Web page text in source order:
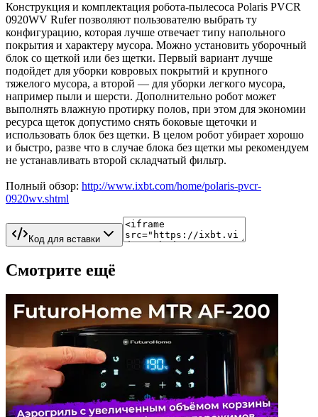
Конструкция и комплектация робота-пылесоса Polaris PVCR
0920WV Rufer позволяют пользователю выбрать ту
конфигурацию, которая лучше отвечает типу напольного
покрытия и характеру мусора. Можно установить уборочный
блок со щеткой или без щетки. Первый вариант лучше
подойдет для уборки ковровых покрытий и крупного
тяжелого мусора, а второй — для уборки легкого мусора,
например пыли и шерсти. Дополнительно робот может
выполнять влажную протирку полов, при этом для экономии
ресурса щеток допустимо снять боковые щеточки и
использовать блок без щетки. В целом робот убирает хорошо
и быстро, разве что в случае блока без щетки мы рекомендуем
не устанавливать второй складчатый фильтр.
Полный обзор: http://www.ixbt.com/home/polaris-pvcr-
0920wv.shtml
Код для вставки
Смотрите ещё